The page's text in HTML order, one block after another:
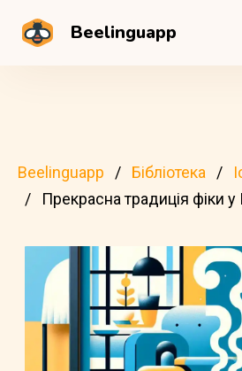
Beelinguapp
Beelinguapp Бібліотека
Прекрасна традиція фіки у